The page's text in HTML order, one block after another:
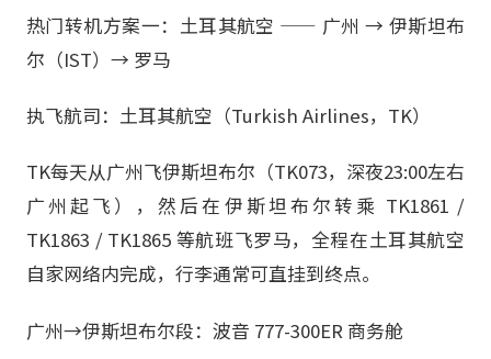
热门转机方案一：土耳其航空 —— 广州 → 伊斯坦布
尔（IST）→ 罗马
执飞航司：土耳其航空（Turkish Airlines，TK）
TK每天从广州飞伊斯坦布尔（TK073，深夜23:00左右
广州起飞），然后在伊斯坦布尔转乘 TK1861 /
TK1863 / TK1865 等航班飞罗马，全程在土耳其航空
自家网络内完成，行李通常可直挂到终点。
广州→伊斯坦布尔段：波音 777-300ER 商务舱